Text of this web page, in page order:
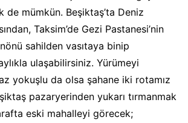
de mümkün. Beşiktaş’ta Deniz
Taksim’de Gezi Pastanesi’nin
sahilden vasıtaya binip
ulaşabilirsiniz. Yürümeyi
yokuşlu da olsa şahane iki rotamız
pazaryerinden yukarı tırmanmak
eski mahalleyi görecek;